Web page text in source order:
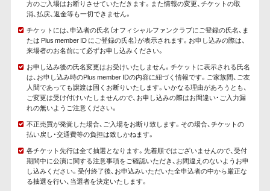
方のご入場はお断りさせていただきます。また情報の変更、チケットの取
消、払戻、返金等も一切できません。
チケットには、申込者の氏名（オフィシャルファンクラブにご登録の氏名、ま
たは Plus member ID にご登録の氏名）が表示されます。お申し込みの際は、
来場者のお名前にて必ずお申し込みください。
お申し込み後の氏名変更はお受けいたしません。チケットに表示される氏名
は、お申し込み時のPlus member IDの内容に紐づく情報です。ご家族間、ご友
人間であっても譲渡は固くお断りいたします。いかなる理由があろうとも、
ご変更は受け付けいたしませんので、お申し込みの際はお間違い・ご入力漏
れの無いようご注意ください。
不正売買が発覚した場合、ご入場をお断り致します。その場合、チケットの
払い戻し・交通費等の負担は致しかねます。
各チケット先行は全て抽選となります。先着順ではございませんので、受付
期間中に公演に関する注意事項をご確認いただき、お間違えのないようお申
し込みください。受付終了後、お申込みいただいた全申込者の中から厳正な
る抽選を行い、当選者を決定いたします。